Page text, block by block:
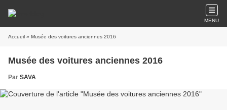
MENU
Accueil » Musée des voitures anciennes 2016
Musée des voitures anciennes 2016
Par SAVA